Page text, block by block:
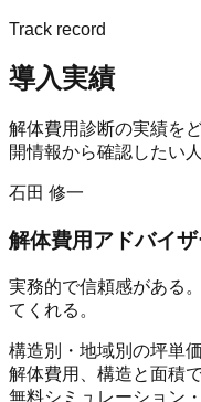
Track record
導入実績
解体費用診断の実績を
開情報から確認したい
石田 修一
解体費用アドバイザ
実務的で信頼感がある
てくれる。
構造別・地域別の坪単
解体費用、構造と面積
無料シミュレーション